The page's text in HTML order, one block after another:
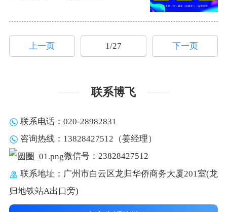
上一页 1/27 下一页
联系博飞
联系电话：020-28982831
咨询热线：13828427512（姜经理）
微信号：23828427512
联系地址：广州市白云区龙归华侨商务大厦201室(龙
归地铁站A出口旁)